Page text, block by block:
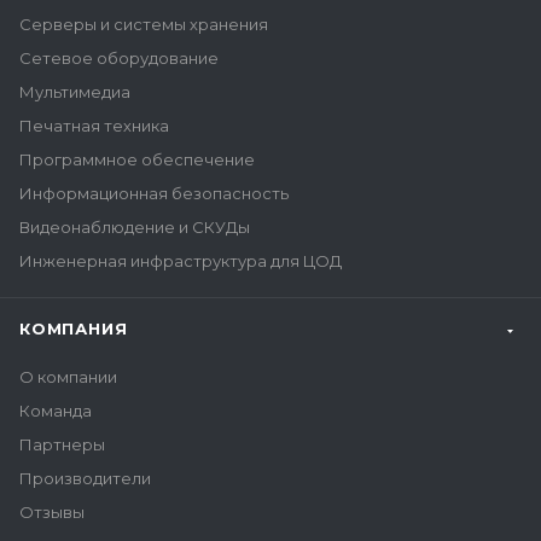
Серверы и системы хранения
Сетевое оборудование
Мультимедиа
Печатная техника
Программное обеспечение
Информационная безопасность
Видеонаблюдение и СКУДы
Инженерная инфраструктура для ЦОД
КОМПАНИЯ
О компании
Команда
Партнеры
Производители
Отзывы